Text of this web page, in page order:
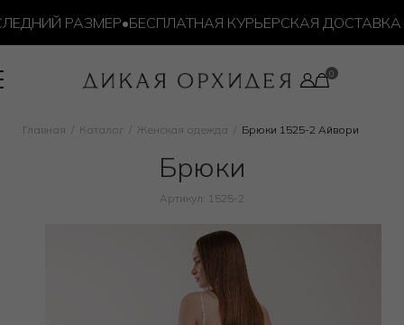
РАЗМЕР•БЕСПЛАТНАЯ КУРЬЕРСКАЯ ДОСТАВКА
Главная Каталог Женская одежда Брюки 1525-2 Айвори
Брюки
Артикул: 1525-2